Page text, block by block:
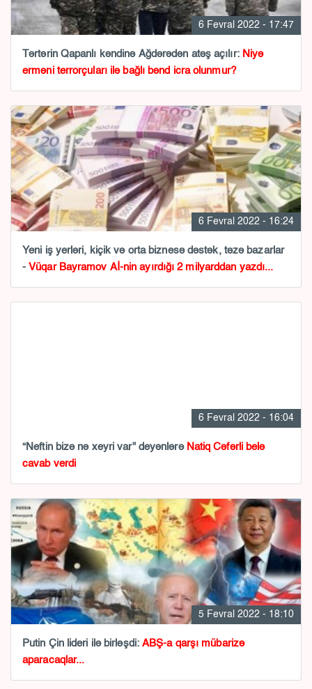
6 Fevral 2022 - 17:47
Tərtərin Qapanlı kəndinə Ağdərədən atəş açılır: Niyə
erməni terrorçuları ilə bağlı bənd icra olunmur?
6 Fevral 2022 - 16:24
Yeni iş yerləri, kiçik və orta biznesə dəstək, təzə bazarlar
- Vüqar Bayramov Aİ-nin ayırdığı 2 milyarddan yazdı...
6 Fevral 2022 - 16:04
“Neftin bizə nə xeyri var" deyənlərə Natiq Cəfərli belə
cavab verdi
5 Fevral 2022 - 18:10
Putin Çin lideri ilə birləşdi:ABŞ-a qarşı mübarizə
aparacaqlar...